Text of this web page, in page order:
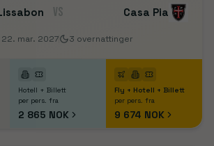
VS Casa Pia
22. mar. 2027 3 overnattinger
Hotell + Billett
per pers. fra
2 865 NOK
Fly + Hotell + Billett
per pers. fra
9 674 NOK